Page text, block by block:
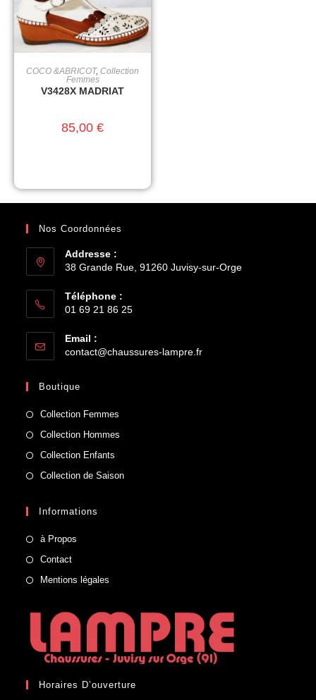
CHOIX DES OPTIONS
COCO &ABRICOT, Collection
Femmes
V3428X MADRIAT
85,00 €
Nos Coordonnées
Addresse :
38 Grande Rue, 91260 Juvisy-sur-Orge
Téléphone :
01 69 21 86 25
Email :
contact@chaussures-lampre.fr
Boutique
Collection Femmes
Collection Hommes
Collection Enfants
Collection de Saison
Informations
à Propos
Contact
Mentions légales
Horaires D’ouverture